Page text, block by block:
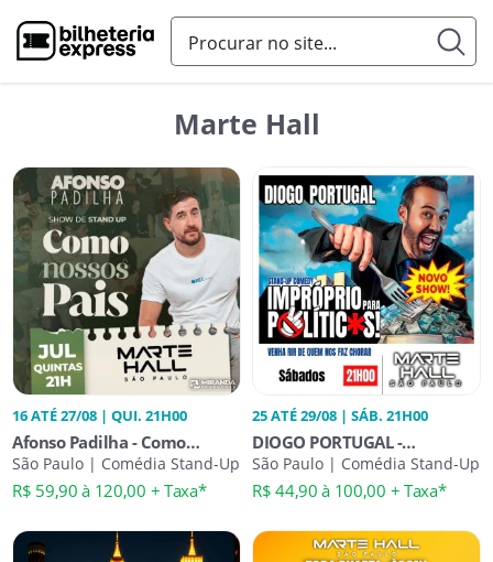
Marte Hall
16 ATÉ 27/08 | QUI. 21H00
Afonso Padilha - Como
Nossos Pais
São Paulo | Comédia Stand-Up
R$ 59,90 à 120,00 + Taxa*
25 ATÉ 29/08 | SÁB. 21H00
DIOGO PORTUGAL -
IMPRÓPRIO PARA POLÍTICOS -
STAND UP COMEDY NO
São Paulo | Comédia Stand-Up
R$ 44,90 à 100,00 + Taxa*